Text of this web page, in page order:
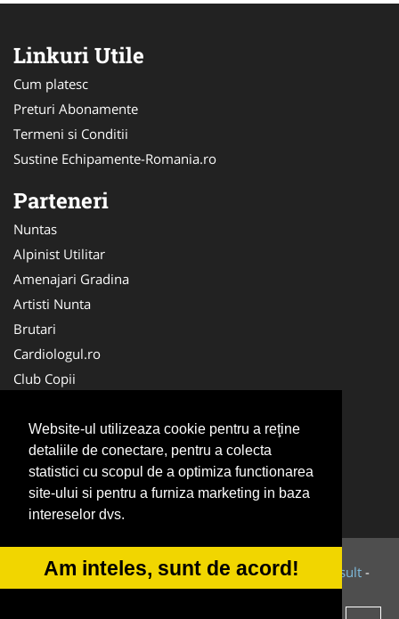
Website-ul utilizeaza cookie pentru a reţine
detaliile de conectare, pentru a colecta
statistici cu scopul de a optimiza functionarea
site-ului si pentru a furniza marketing in baza
intereselor dvs.
Am inteles, sunt de acord!
Linkuri Utile
Cum platesc
Preturi Abonamente
Termeni si Conditii
Sustine Echipamente-Romania.ro
Parteneri
Nuntas
Alpinist Utilitar
Amenajari Gradina
Artisti Nunta
Brutari
Cardiologul.ro
Club Copii
Ambalaje Romania
Cabinet-Individual.ro
CentruInchirieri.ro
Cursuri Romania
© 2014-2026 Powered byVilonMedia&Tokaido Consult -